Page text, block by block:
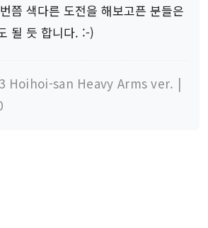
쯤 색다른 도전을 해보고픈 분들은
될 듯 합니다. :-)
Hoihoi-san Heavy Arms ver. |